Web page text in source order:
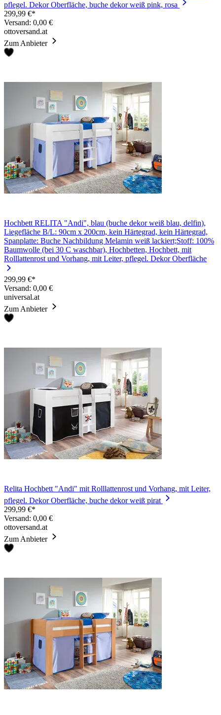
pflegel. Dekor Oberfläche, buche dekor weiß pink, rosa
299,99 €*
Versand: 0,00 €
ottoversand.at
Zum Anbieter
Hochbett RELITA "Andi", blau (buche dekor weiß blau, delfin),
Liegefläche B/L: 90cm x 200cm, kein Härtegrad, kein Härtegrad,
Spanplatte: Buche Nachbildung Melamin weiß lackiert;Stoff: 100%
Baumwolle (bei 30 C waschbar), Hochbetten, Hochbett, mit
Rolllattenrost und Vorhang, mit Leiter, pflegel. Dekor Oberfläche
299,99 €*
Versand: 0,00 €
universal.at
Zum Anbieter
Relita Hochbett "Andi" mit Rolllattenrost und Vorhang, mit Leiter,
pflegel. Dekor Oberfläche, buche dekor weiß pirat
299,99 €*
Versand: 0,00 €
ottoversand.at
Zum Anbieter